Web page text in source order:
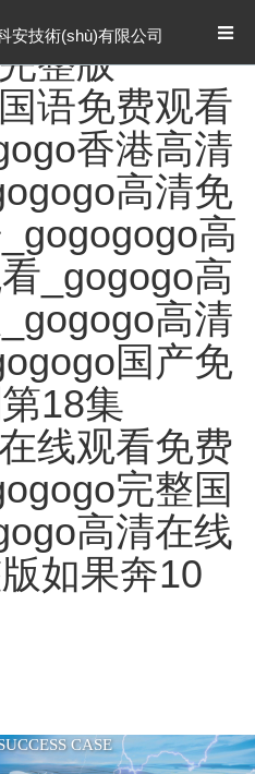
费看韩国
整版
语免费观看
香港高清
高清免
高
_gogogo高
高清
国产免
18集
线观看免费
完整国
高清在线
如果奔10
安技術(shù)有限公司
CASE
詢價單